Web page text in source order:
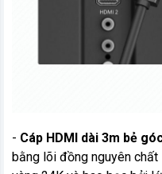
- Cáp HDMI dài 3m bẻ
bằng lõi đồng nguyên chất